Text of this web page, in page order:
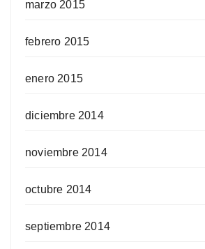
marzo 2015
febrero 2015
enero 2015
diciembre 2014
noviembre 2014
octubre 2014
septiembre 2014